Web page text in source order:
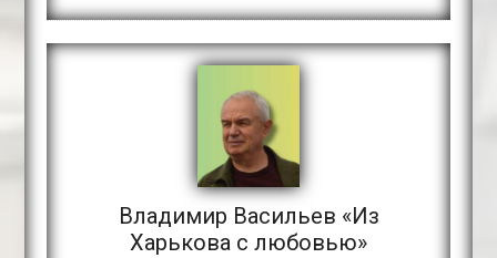
Владимир Васильев «Из
Харькова с любовью»